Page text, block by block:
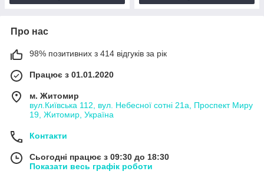
Про нас
98% позитивних з 414 відгуків за рік
Працює з 01.01.2020
м. Житомир
вул.Київська 112, вул. Небесної сотні 21а, Проспект Миру
19, Житомир, Україна
Контакти
Сьогодні працює з 09:30 до 18:30
Показати весь графік роботи